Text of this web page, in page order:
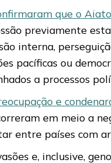
que o
previamente
interna,
pacíficas ou
a processos
e
em meio a
entre países com
e, inclusive,